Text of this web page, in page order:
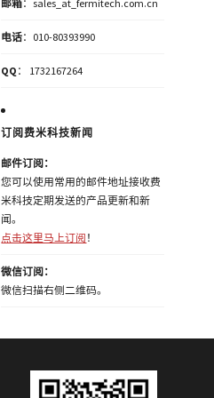
邮箱：sales_at_fermitech.com.cn
电话：010-80393990
QQ ： 1732167264
订阅费米科技新闻
邮件订阅：
您可以使用常用的邮件地址接收费
米科技定期发送的产品更新和新
闻。
点击这里马上订阅 ！
微信订阅：
微信扫描右侧二维码。